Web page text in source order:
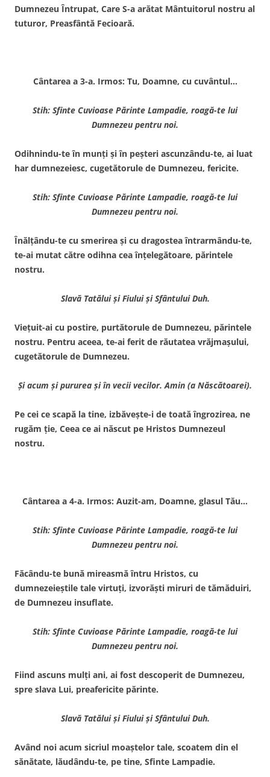
Dumnezeu Întrupat, Care S-a arătat Mântuitorul nostru al
tuturor, Preasfântă Fecioară.
Cântarea a 3-a. Irmos: Tu, Doamne, cu cuvântul…
Stih: Sfinte Cuvioase Părinte Lampadie, roagă-te lui
Dumnezeu pentru noi.
Odihnindu-te în munţi şi în peşteri ascunzându-te, ai luat
har dumnezeiesc, cugetătorule de Dumnezeu, fericite.
Stih: Sfinte Cuvioase Părinte Lampadie, roagă-te lui
Dumnezeu pentru noi.
Înălţându-te cu smerirea şi cu dragostea întrarmându-te,
te-ai mutat către odihna cea înţelegătoare, părintele
nostru.
Slavă Tatălui şi Fiului şi Sfântului Duh.
Vieţuit-ai cu postire, purtătorule de Dumnezeu, părintele
nostru. Pentru aceea, te-ai ferit de răutatea vrăjmaşului,
cugetătorule de Dumnezeu.
Şi acum şi pururea şi în vecii vecilor. Amin (a Născătoarei).
Pe cei ce scapă la tine, izbăveşte-i de toată îngrozirea, ne
rugăm ţie, Ceea ce ai născut pe Hristos Dumnezeul
nostru.
Cântarea a 4-a. Irmos: Auzit-am, Doamne, glasul Tău…
Stih: Sfinte Cuvioase Părinte Lampadie, roagă-te lui
Dumnezeu pentru noi.
Făcându-te bună mireasmă întru Hristos, cu
dumnezeieştile tale virtuţi, izvorăşti miruri de tămăduiri,
de Dumnezeu insuflate.
Stih: Sfinte Cuvioase Părinte Lampadie, roagă-te lui
Dumnezeu pentru noi.
Fiind ascuns mulţi ani, ai fost descoperit de Dumnezeu,
spre slava Lui, preafericite părinte.
Slavă Tatălui şi Fiului şi Sfântului Duh.
Având noi acum sicriul moaştelor tale, scoatem din el
sănătate, lăudându-te, pe tine, Sfinte Lampadie.